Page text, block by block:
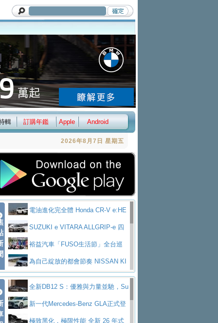
輯 訂購年鑑 Apple Android
2026年8月7日 星期五
電油進化完全體 Honda CR-V e:HE
V PrestigeSUZUKI e VITARA ALLGRIP-e 四
驅精神的純電新詮釋
裕益汽車「FUSO生活節」全台巡
迴 結合生活體驗、交通安全與購車優惠
為自己綻放的都會節奏 NISSAN KI
CKS SAKURA為品味獨具層峰買家打造的頂級座
駕，MAZDA CX-90 33T AWD Premium Ca
ptain Seat
EV
全新DB12 S：優雅與力量並馳，Su
per Tourer的顛峰之作
新一代Mercedes-Benz GLA正式登
場 續航最高657公里、支援320kW快充
極致黑化，極限性能 全新 26 年式